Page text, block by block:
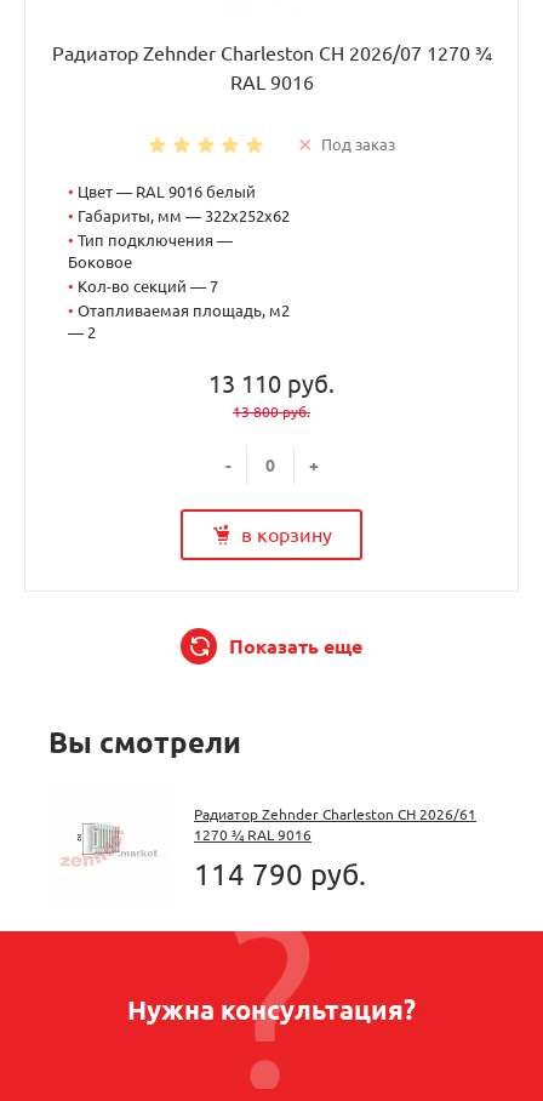
Радиатор Zehnder Charleston CH 2026/07 1270 ¾
RAL 9016
Под заказ
• Цвет — RAL 9016 белый
• Габариты, мм — 322x252x62
• Тип подключения —
Боковое
• Кол-во секций — 7
• Отапливаемая площадь, м2
— 2
13 110 руб.
13 800 руб.
- +
в корзину
Показать еще
Вы смотрели
Радиатор Zehnder Charleston CH 2026/61
1270 ¾ RAL 9016
114 790 руб.
Нужна консультация?